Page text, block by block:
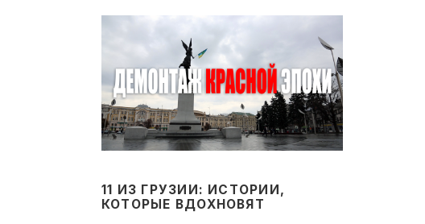
11 ИЗ ГРУЗИИ: ИСТОРИИ,
КОТОРЫЕ ВДОХНОВЯТ